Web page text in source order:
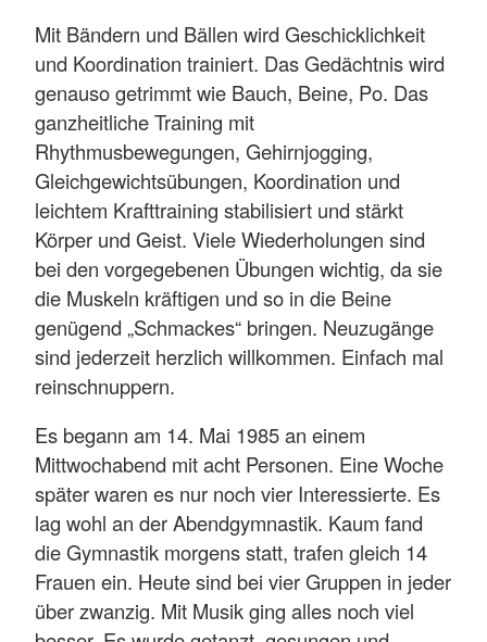
Mit Bändern und Bällen wird Geschicklichkeit
und Koordination trainiert. Das Gedächtnis wird
genauso getrimmt wie Bauch, Beine, Po. Das
ganzheitliche Training mit
Rhythmusbewegungen, Gehirnjogging,
Gleichgewichtsübungen, Koordination und
leichtem Krafttraining stabilisiert und stärkt
Körper und Geist. Viele Wiederholungen sind
bei den vorgegebenen Übungen wichtig, da sie
die Muskeln kräftigen und so in die Beine
genügend „Schmackes“ bringen. Neuzugänge
sind jederzeit herzlich willkommen. Einfach mal
reinschnuppern.
Es begann am 14. Mai 1985 an einem
Mittwochabend mit acht Personen. Eine Woche
später waren es nur noch vier Interessierte. Es
lag wohl an der Abendgymnastik. Kaum fand
die Gymnastik morgens statt, trafen gleich 14
Frauen ein. Heute sind bei vier Gruppen in jeder
über zwanzig. Mit Musik ging alles noch viel